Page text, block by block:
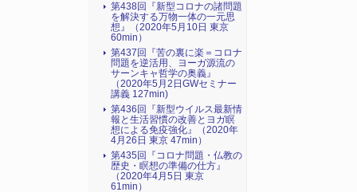
第438回『新型コロナの諸問題
を解決する万物一体の一元思
想』（2020年5月10日 東京
60min）
第437回『苦の裏に楽＝コロナ
問題を逆活用、ヨーガ源流の
サーンキャ哲学の奥義』
（2020年5月2日GWセミナー
講義 127min)
第436回『新型ウイルス最新情
報と生活習慣の改善とヨガ瞑
想による免疫強化』（2020年
4月26日 東京 47min）
第435回『コロナ問題・仏教の
歴史・瞑想の準備の仕方』
（2020年4月5日 東京
61min）